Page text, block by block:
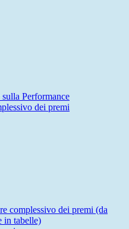
Performance
dei premi
complessivo dei premi (da
in tabelle)